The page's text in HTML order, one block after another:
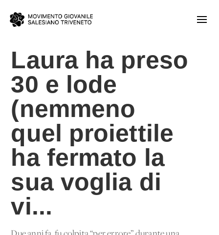
Laura ha preso
30 e lode
(nemmeno
quel proiettile
ha fermato la
sua voglia di
vi...